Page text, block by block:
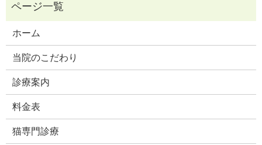
ホーム
当院のこだわり
診療案内
料金表
猫専門診療